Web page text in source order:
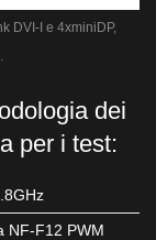
DVI-I e 4xminiDP,
dei
per i test:
NF-F12 PWM